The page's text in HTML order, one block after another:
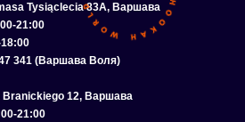
Tysiąclecia 83A, Варшава
21:00
341 (Варшава Воля)
Branickiego 12, Варшава
21:00